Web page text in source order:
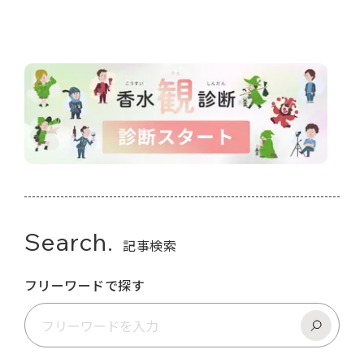
Search. 記事検索
フリーワードで探す